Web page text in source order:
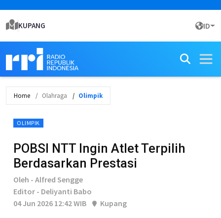
KUPANG ID
Home Olahraga Olimpik
OLIMPIK
POBSI NTT Ingin Atlet Terpilih
Berdasarkan Prestasi
Oleh - Alfred Sengge
Editor - Deliyanti Babo
04 Jun 2026 12:42 WIB
Kupang